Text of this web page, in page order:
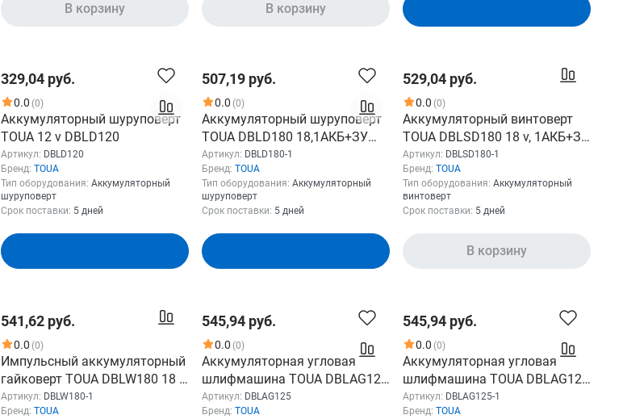
В корзину В корзину
329,04 руб.
0.0 (0)
Аккумуляторный шуруповерт
TOUA 12 v DBLD120
Артикул: DBLD120
Бренд: TOUA
Тип оборудования: Аккумуляторный
шуруповерт
Срок поставки: 5 дней
507,19 руб.
0.0 (0)
Аккумуляторный шуруповерт
TOUA DBLD180 18,1АКБ+ЗУ
DBLD180-1
Артикул: DBLD180-1
Бренд: TOUA
Тип оборудования: Аккумуляторный
шуруповерт
Срок поставки: 5 дней
529,04 руб.
0.0 (0)
Аккумуляторный винтоверт
TOUA DBLSD180 18 v, 1АКБ+ЗУ
DBLSD180-1
Артикул: DBLSD180-1
Бренд: TOUA
Тип оборудования: Аккумуляторный
винтоверт
Срок поставки: 5 дней
В корзину
541,62 руб.
0.0 (0)
Импульсный аккумуляторный
гайковерт TOUA DBLW180 18 В
1 АКБ + ЗУ DBLW180-1
Артикул: DBLW180-1
Бренд: TOUA
545,94 руб.
0.0 (0)
Аккумуляторная угловая
шлифмашина TOUA DBLAG125
18v (1АКБ+ЗУ) DBLAG125-1
Артикул: DBLAG125
Бренд: TOUA
545,94 руб.
0.0 (0)
Аккумуляторная угловая
шлифмашина TOUA DBLAG125
18v (1АКБ+ЗУ) DBLAG125-1
Артикул: DBLAG125-1
Бренд: TOUA